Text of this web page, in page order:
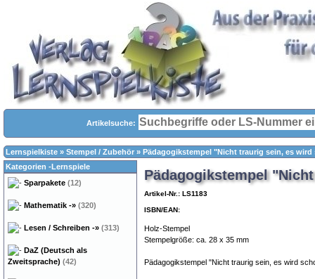
Artikelsuche:
Lernspielkiste » Stempel / Zubehör » Pädagogikstempel "Nicht traurig sein, es
Pädagogikstempel
Artikel-Nr.: LS1183
ISBN/EAN:
Holz-Stempel
Stempelgröße: ca. 28 x 35 mm
Pädagogikstempel "Nicht traurig sein, es wird
Kategorien -Lernspiele
Sparpakete (12)
Mathematik -» (320)
Lesen / Schreiben -» (313)
DaZ (Deutsch als
Zweitsprache) (42)